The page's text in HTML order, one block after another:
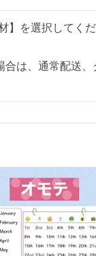
を選択してくだ
合は、通常配送